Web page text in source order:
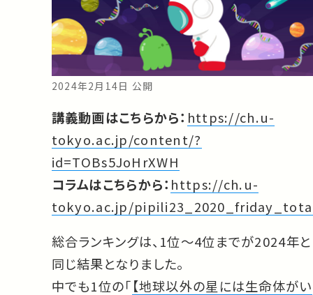
2024年2月14日 公開
講義動画はこちらから： https://ch.u-
tokyo.ac.jp/content/?
id=TOBs5JoHrXWH
コラムはこちらから： https://ch.u-
tokyo.ac.jp/
総合ランキングは、1位～4位までが2024年と
同じ結果となりました。
中でも1位の「【地球以外の星には生命体がい